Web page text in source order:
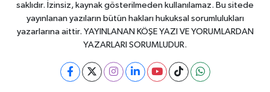
saklıdır. İzinsiz, kaynak gösterilmeden kullanılamaz. Bu sitede
yayınlanan yazıların bütün hakları hukuksal sorumlulukları
yazarlarına aittir. YAYINLANAN KÖŞE YAZI VE YORUMLARDAN
YAZARLARI SORUMLUDUR.